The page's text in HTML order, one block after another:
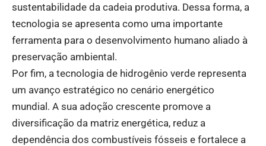
sustentabilidade da cadeia produtiva. Dessa forma, a
tecnologia se apresenta como uma importante
ferramenta para o desenvolvimento humano aliado à
preservação ambiental.
Por fim, a tecnologia de hidrogênio verde representa
um avanço estratégico no cenário energético
mundial. A sua adoção crescente promove a
diversificação da matriz energética, reduz a
dependência dos combustíveis fósseis e fortalece a